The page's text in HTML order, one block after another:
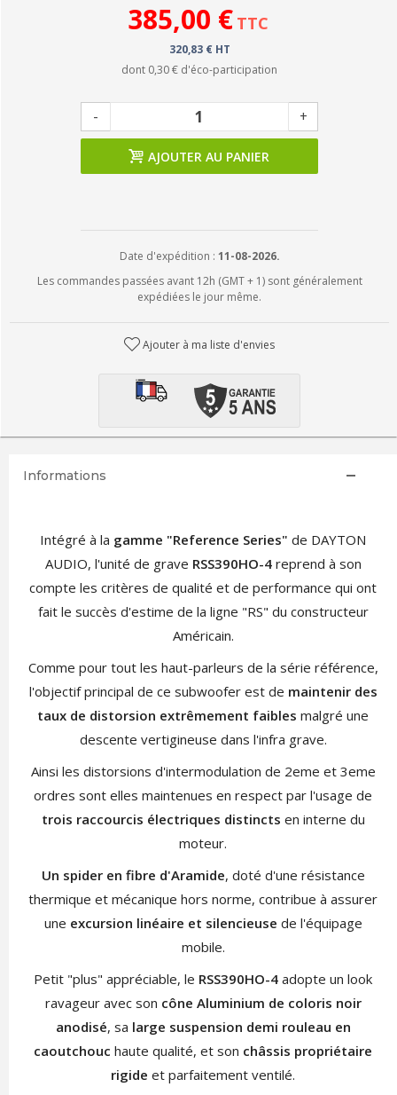
385,00 € TTC
320,83 € HT
dont 0,30 € d'éco-participation
- +
AJOUTER AU PANIER
Date d'expédition : 11-08-2026.
Les commandes passées avant 12h (GMT + 1) sont généralement
expédiées le jour même.
Ajouter à ma liste d'envies
Informations
Intégré à la gamme "Reference Series" de DAYTON
AUDIO, l'unité de grave RSS390HO-4 reprend à son
compte les critères de qualité et de performance qui ont
fait le succès d'estime de la ligne "RS" du constructeur
Américain.
Comme pour tout les haut-parleurs de la série référence,
l'objectif principal de ce subwoofer est de maintenir des
taux de distorsion extrêmement faibles malgré une
descente vertigineuse dans l'infra grave.
Ainsi les distorsions d'intermodulation de 2eme et 3eme
ordres sont elles maintenues en respect par l'usage de
trois raccourcis électriques distincts en interne du
moteur.
Un spider en fibre d'Aramide, doté d'une résistance
thermique et mécanique hors norme, contribue à assurer
une excursion linéaire et silencieuse de l'équipage
mobile.
Petit "plus" appréciable, le RSS390HO-4 adopte un look
ravageur avec son cône Aluminium de coloris noir
anodisé, sa large suspension demi rouleau en
caoutchouc haute qualité, et son châssis propriétaire
rigide et parfaitement ventilé.